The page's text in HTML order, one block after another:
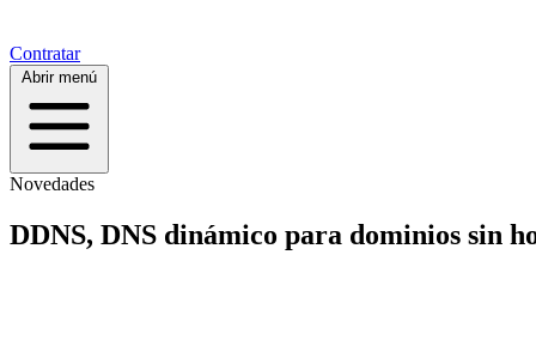
Contratar
Abrir menú
Novedades
DDNS, DNS dinámico para dominios sin